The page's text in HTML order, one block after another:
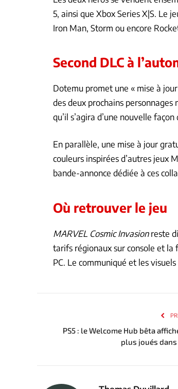
5, ainsi que Xbox Series X|S. Le
Iron Man, Storm ou encore
Second DLC à
Dotemu promet une « mise à
des deux prochains
qu’il s’agira d’une nouvelle
En parallèle, une mise à jour
couleurs inspirées d’autres jeux
bande-annonce dédiée à ces
Où retrouver le jeu
MARVEL Cosmic Invasionreste
tarifs régionaux sur console et la
PC. Le communiqué et les
PS5 : le Welcome Hub bêta
plus joués